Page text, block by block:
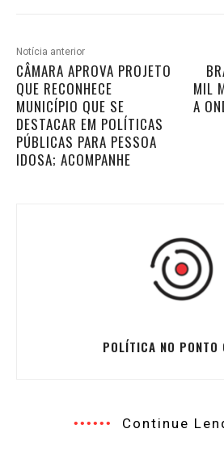
Notícia anterior
CÂMARA APROVA PROJETO
QUE RECONHECE
MUNICÍPIO QUE SE
DESTACAR EM POLÍTICAS
PÚBLICAS PARA PESSOA
IDOSA; ACOMPANHE
MIL
A
POLÍTICA NO PONTO
Continue